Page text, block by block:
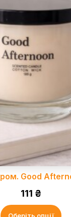
Good
111 ₴